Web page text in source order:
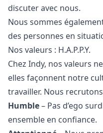
discuter avec nous.
Nous sommes
des personnes en
Nos valeurs : H.A.P.P.Y.
Chez Indy, nos valeurs
elles façonnent notre
travailler. Nous recrutons
Humble– Pas d’ego
ensemble en confiance.